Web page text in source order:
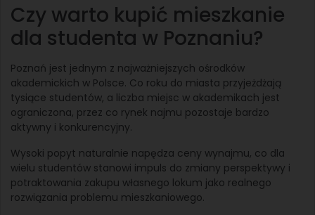
Czy warto kupić mieszkanie
dla studenta w Poznaniu?
Poznań jest jednym z najważniejszych ośrodków
akademickich w Polsce. Co roku do miasta przyjeżdżają
tysiące studentów, a liczba miejsc w akademikach jest
ograniczona, przez co rynek najmu pozostaje bardzo
aktywny i konkurencyjny.
Wysoki popyt naturalnie napędza ceny wynajmu, co dla
wielu studentów stanowi impuls do zmiany perspektywy i
potraktowania zakupu własnego lokum jako realnego
rozwiązania problemu mieszkaniowego.